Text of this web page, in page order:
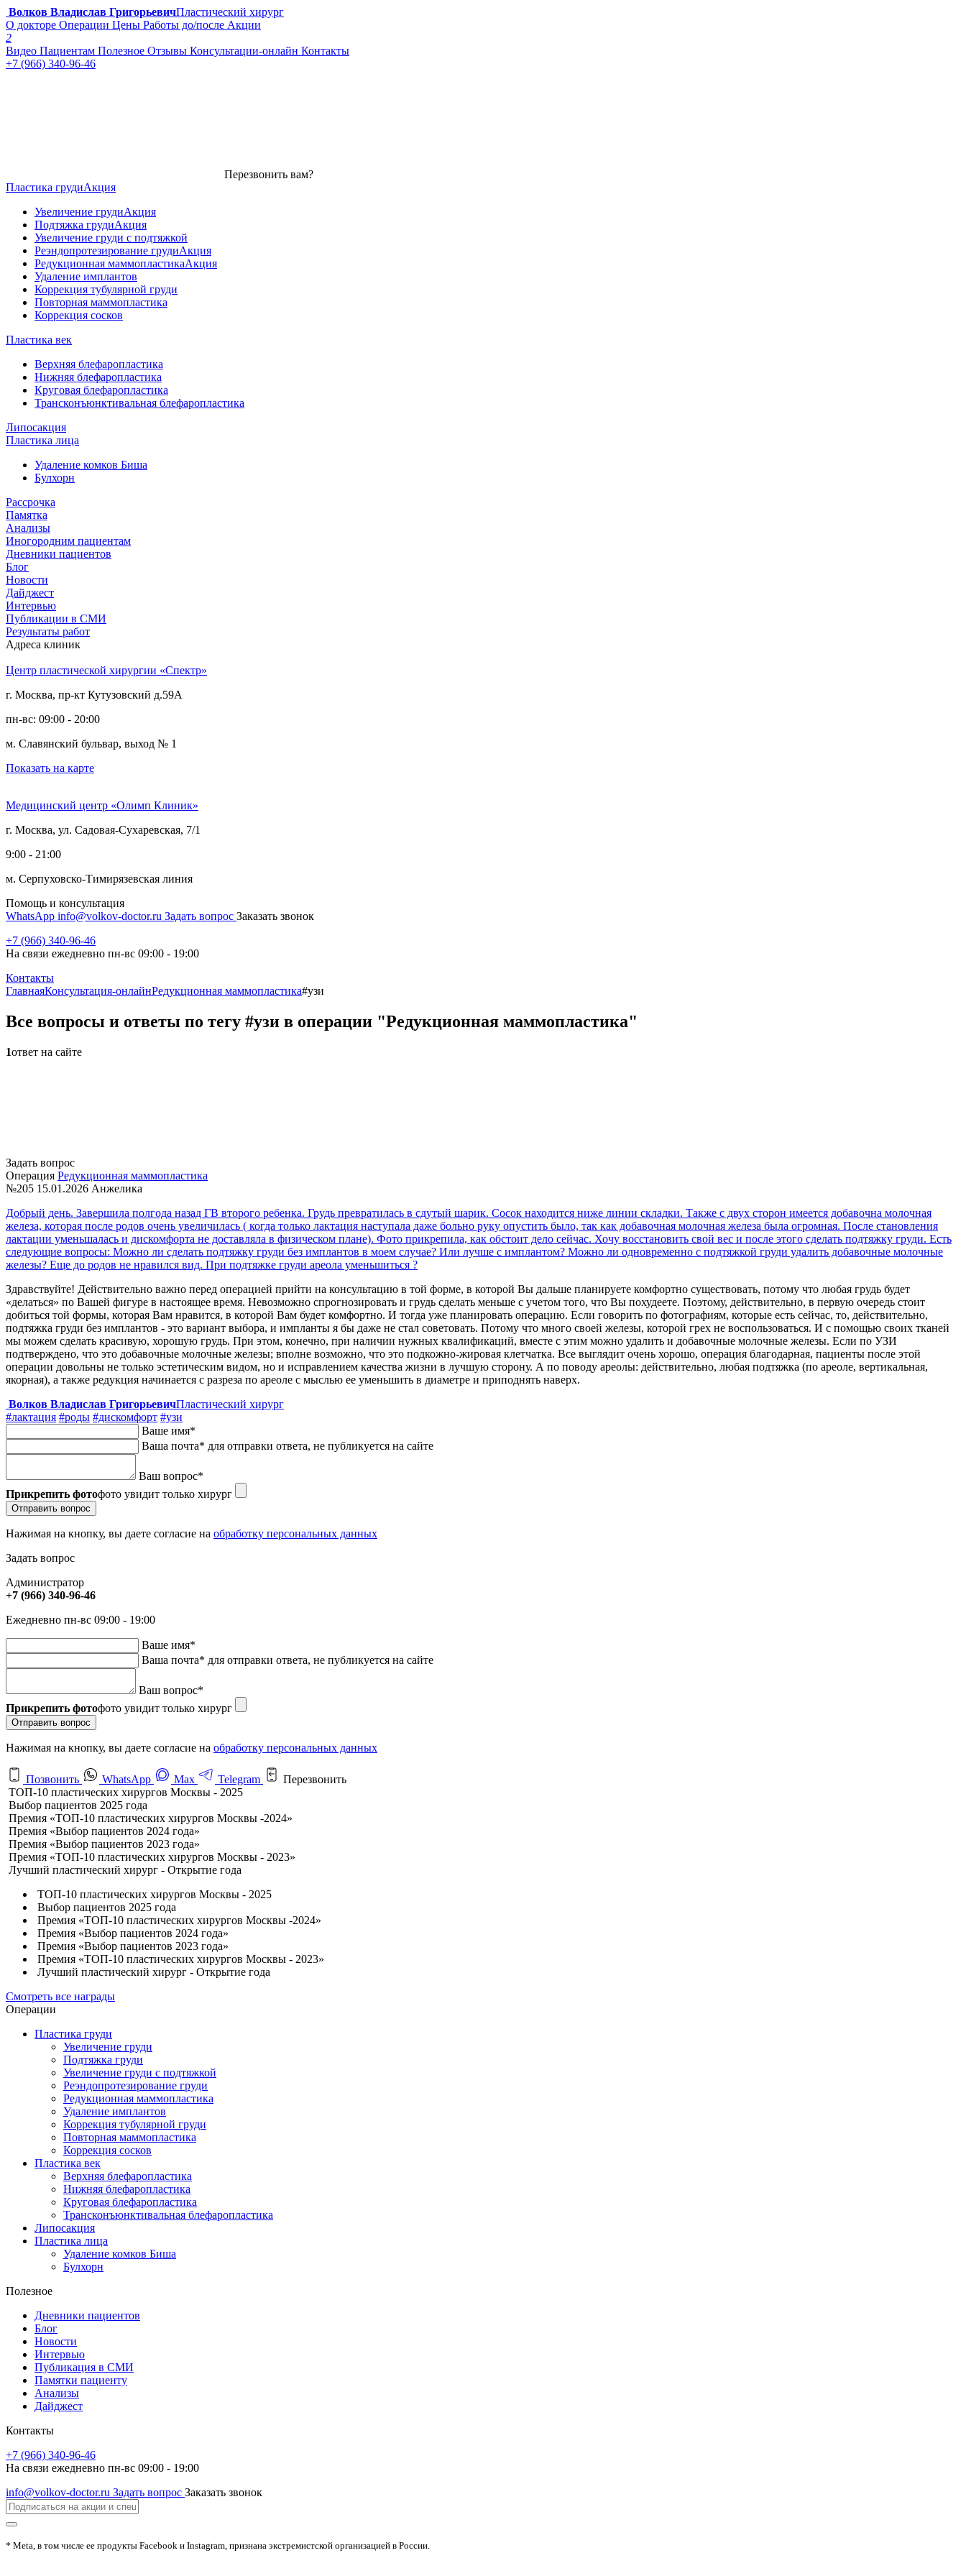
Волков Владислав ГригорьевичПластический хирург
О докторе Операции Цены Работы до/после Акции
2
Видео Пациентам Полезное Отзывы Консультации-онлайн Контакты
+7 (966) 340-96-46
Перезвонить вам?
Пластика грудиАкция
Увеличение грудиАкция
Подтяжка грудиАкция
Увеличение груди с подтяжкой
Реэндопротезирование грудиАкция
Редукционная маммопластикаАкция
Удаление имплантов
Коррекция тубулярной груди
Повторная маммопластика
Коррекция сосков
Пластика век
Верхняя блефаропластика
Нижняя блефаропластика
Круговая блефаропластика
Трансконъюнктивальная блефаропластика
Липосакция
Пластика лица
Удаление комков Биша
Булхорн
Рассрочка
Памятка
Анализы
Иногородним пациентам
Дневники пациентов
Блог
Новости
Дайджест
Интервью
Публикации в СМИ
Результаты работ
Адреса клиник
Центр пластической хирургии «Спектр»
г. Москва, пр-кт Кутузовский д.59А
пн-вс: 09:00 - 20:00
м. Славянский бульвар, выход № 1
Показать на карте
Медицинский центр «Олимп Клиник»
г. Москва, ул. Садовая-Сухаревская, 7/1
9:00 - 21:00
м. Серпуховско-Тимирязевская линия
Помощь и консультация
WhatsApp info@volkov-doctor.ru Задать вопрос Заказать звонок
+7 (966) 340-96-46
На связи ежедневно пн-вс 09:00 - 19:00
Контакты
ГлавнаяКонсультация-онлайнРедукционная маммопластика#узи
Все вопросы и ответы по тегу #узи в операции "Редукционная маммопластика"
1ответ на сайте
Задать вопрос
Операция Редукционная маммопластика
№205 15.01.2026 Анжелика
Добрый день. Завершила полгода назад ГВ второго ребенка. Грудь превратилась в сдутый шарик. Сосок находится ниже линии складки. Также с двух сторон имеется добавочна молочная
железа, которая после родов очень увеличилась ( когда только лактация наступала даже больно руку опустить было, так как добавочная молочная железа была огромная. После становления
лактации уменьшалась и дискомфорта не доставляла в физическом плане). Фото прикрепила, как обстоит дело сейчас. Хочу восстановить свой вес и после этого сделать подтяжку груди. Есть
следующие вопросы: Можно ли сделать подтяжку груди без имплантов в моем случае? Или лучше с имплантом? Можно ли одновременно с подтяжкой груди удалить добавочные молочные
железы? Еще до родов не нравился вид. При подтяжке груди ареола уменьшиться ?
Здравствуйте! Действительно важно перед операцией прийти на консультацию в той форме, в которой Вы дальше планируете комфортно существовать, потому что любая грудь будет
«делаться» по Вашей фигуре в настоящее время. Невозможно спрогнозировать и грудь сделать меньше с учетом того, что Вы похудеете. Поэтому, действительно, в первую очередь стоит
добиться той формы, которая Вам нравится, в которой Вам будет комфортно. И тогда уже планировать операцию. Если говорить по фотографиям, которые есть сейчас, то, действительно,
подтяжка груди без имплантов - это вариант выбора, и импланты я бы даже не стал советовать. Потому что много своей железы, которой грех не воспользоваться. И с помощью своих тканей
мы можем сделать красивую, хорошую грудь. При этом, конечно, при наличии нужных квалификаций, вместе с этим можно удалить и добавочные молочные железы. Если по УЗИ
подтверждено, что это добавочные молочные железы; вполне возможно, что это подкожно-жировая клетчатка. Все выглядит очень хорошо, операция благодарная, пациенты после этой
операции довольны не только эстетическим видом, но и исправлением качества жизни в лучшую сторону. А по поводу ареолы: действительно, любая подтяжка (по ареоле, вертикальная,
якорная), а также редукция начинается с разреза по ареоле с мыслью ее уменьшить в диаметре и приподнять наверх.
Волков Владислав ГригорьевичПластический хирург
#лактация #роды #дискомфорт #узи
Ваше имя*
Ваша почта* для отправки ответа, не публикуется на сайте
Ваш вопрос*
Прикрепить фотофото увидит только хирург
Отправить вопрос
Нажимая на кнопку, вы даете согласие на обработку персональных данных
Задать вопрос
Администратор
+7 (966) 340-96-46
Ежедневно пн-вс 09:00 - 19:00
Ваше имя*
Ваша почта* для отправки ответа, не публикуется на сайте
Ваш вопрос*
Прикрепить фотофото увидит только хирург
Отправить вопрос
Нажимая на кнопку, вы даете согласие на обработку персональных данных
Позвонить WhatsApp Max Telegram
Перезвонить
ТОП-10 пластических хирургов Москвы - 2025
Выбор пациентов 2025 года
Премия «ТОП-10 пластических хирургов Москвы -2024»
Премия «Выбор пациентов 2024 года»
Премия «Выбор пациентов 2023 года»
Премия «ТОП-10 пластических хирургов Москвы - 2023»
Лучший пластический хирург - Открытие года
ТОП-10 пластических хирургов Москвы - 2025
Выбор пациентов 2025 года
Премия «ТОП-10 пластических хирургов Москвы -2024»
Премия «Выбор пациентов 2024 года»
Премия «Выбор пациентов 2023 года»
Премия «ТОП-10 пластических хирургов Москвы - 2023»
Лучший пластический хирург - Открытие года
Смотреть все награды
Операции
Пластика груди
Увеличение груди
Подтяжка груди
Увеличение груди с подтяжкой
Реэндопротезирование груди
Редукционная маммопластика
Удаление имплантов
Коррекция тубулярной груди
Повторная маммопластика
Коррекция сосков
Пластика век
Верхняя блефаропластика
Нижняя блефаропластика
Круговая блефаропластика
Трансконъюнктивальная блефаропластика
Липосакция
Пластика лица
Удаление комков Биша
Булхорн
Полезное
Дневники пациентов
Блог
Новости
Интервью
Публикация в СМИ
Памятки пациенту
Анализы
Дайджест
Контакты
+7 (966) 340-96-46
На связи ежедневно пн-вс 09:00 - 19:00
info@volkov-doctor.ru Задать вопрос Заказать звонок
* Meta, в том числе ее продукты Facebook и Instagram, признана экстремистской организацией в России.